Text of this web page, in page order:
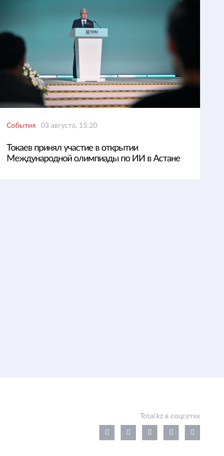
События 03 августа, 15:20
Токаев принял участие в открытии
Международной олимпиады по ИИ в Астане
Total.kz в соцсетях